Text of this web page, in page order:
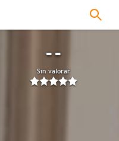
--
Sin valorar